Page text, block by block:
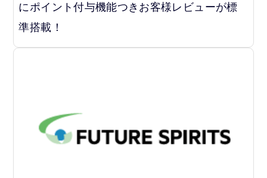
にポイント付与機能つきお客様レビューが標
準搭載！